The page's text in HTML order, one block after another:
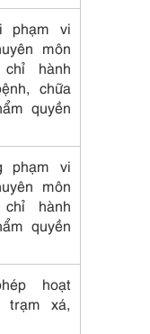
phạm vi
môn
hành
chữa
quyền
phạm vi
môn
hành
quyền
hoạt
trạm xá,